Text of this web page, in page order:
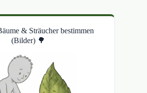
& Sträucher bestimmen
(Bilder) 🌳